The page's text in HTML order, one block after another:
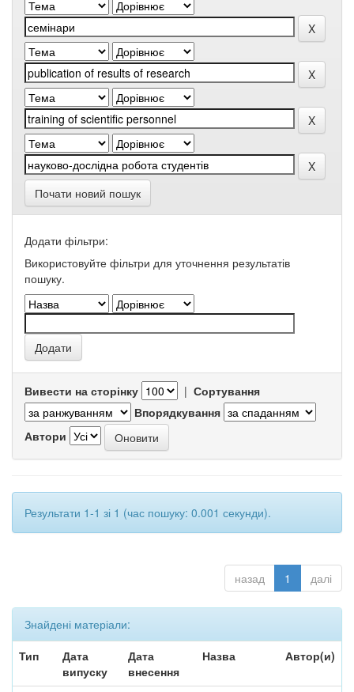
Почати новий пошук
Додати фільтри:
Використовуйте фільтри для уточнення результатів
пошуку.
Вивести на сторінку | Сортування
Впорядкування
Автори
Результати 1-1 зі 1 (час пошуку: 0.001 секунди).
назад 1 далі
Знайдені матеріали:
Тип
Дата
випуску
Дата
внесення
Назва Автор(и)